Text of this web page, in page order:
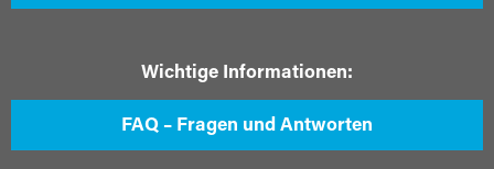
Wichtige Informationen:
FAQ – Fragen und Antworten